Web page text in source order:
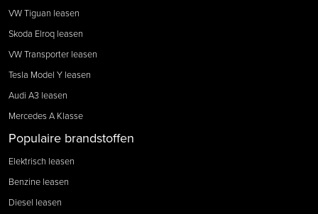
VW Tiguan leasen
Skoda Elroq leasen
VW Transporter leasen
Tesla Model Y leasen
Audi A3 leasen
Mercedes A Klasse
Populaire brandstoffen
Elektrisch leasen
Benzine leasen
Diesel leasen